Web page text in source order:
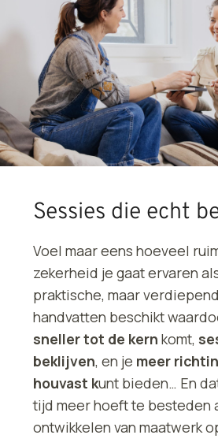
Sessies die echt
Voel maar eens hoeveel
zekerheid je gaat ervaren
praktische, maar
handvatten beschikt
sneller tot de kern komt,
beklijven, en je meer
houvast kunt bieden… En
tijd meer hoeft te besteden
ontwikkelen van maatwerk